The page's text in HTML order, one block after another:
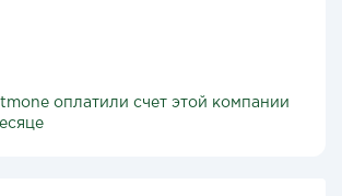
оплатили счет этой компании